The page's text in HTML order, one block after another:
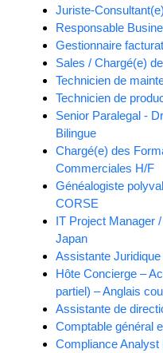
Juriste-
Responsable
Gestionnaire
Sales / Chargé(e)
Technicien de
Technicien de
Senior Paralegal -
Bilingue
Chargé(e) des
Commerciales H/F
Généalogiste
CORSE
IT Project Manager
Japan
Assistante Juridique
Hôte Concierge –
partiel) – Anglais
Assistante de
Comptable général
Compliance Analyst